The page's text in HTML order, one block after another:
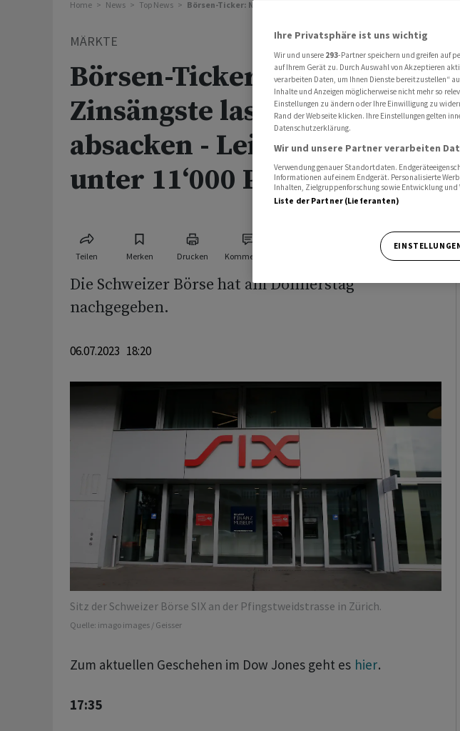
Home News Top News Börsen-Ticker: Neue Zinsängste lassen SMI absacken - Leitindex
MÄRKTE
Börsen-Ticker: Neue
Zinsängste lassen SMI
absacken - Leitindex fällt
unter 11‘000 Punkte
Teilen Merken Drucken Kommentare
Die Schweizer Börse hat am Donnerstag
nachgegeben.
06.07.2023 18:20
Sitz der Schweizer Börse SIX an der Pfingstweidstrasse in Zürich.
Quelle: imago images / Geisser
Zum aktuellen Geschehen im Dow Jones geht es hier.
17:35
Ihre Privatsphäre ist uns wichtig
Wir und unsere 293-Partner speichern und greifen auf
auf Ihrem Gerät zu. Durch Auswahl von Akzeptieren
verarbeiten Daten, um Ihnen Dienste bereitzustellen“
Inhalte und Anzeigen möglicherweise nicht mehr so
Einstellungen zu ändern oder Ihre Einwilligung zu
Rand der Webseite klicken. Ihre Einstellungen gelten
Datenschutzerklärung.
Wir und unsere Partner verarbeiten
Verwendung genauer Standortdaten.
Informationen auf einem Endgerät. Personalisierte
Inhalten, Zielgruppenforschung sowie Entwicklung und
Liste der Partner (Lieferanten)